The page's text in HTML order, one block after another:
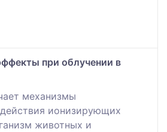
при облучении в
механизмы
ионизирующих
животных и